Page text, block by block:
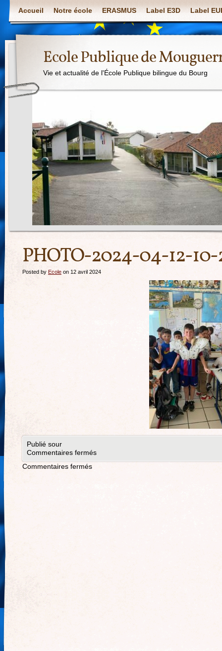
Accueil Notre école ERASMUS Label E3D Label
Ecole Publique de
Vie et actualité de l'École Publique bilingue du Bourg
PHOTO-2024-04-12-
Posted by Ecole on 12 avril 2024
Publié sour
Commentaires fermés
Commentaires fermés